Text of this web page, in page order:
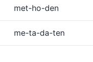
met-ho-den
me-ta-da-ten